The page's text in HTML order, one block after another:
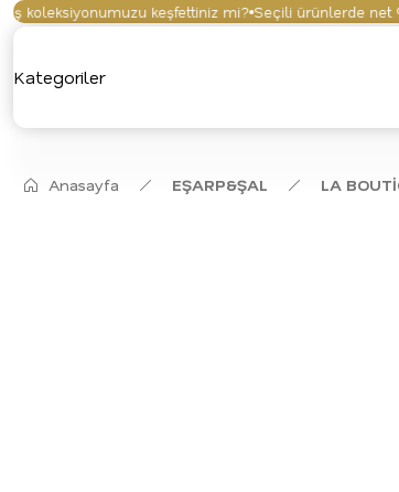
keşfettiniz mi? Seçili ürünlerde net %40
Kategoriler
Anasayfa EŞARP&ŞAL LA